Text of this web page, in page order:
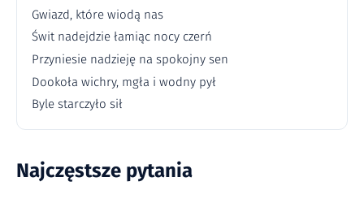
Gwiazd, które wiodą nas
Świt nadejdzie łamiąc nocy czerń
Przyniesie nadzieję na spokojny sen
Dookoła wichry, mgła i wodny pył
Byle starczyło sił
Najczęstsze pytania